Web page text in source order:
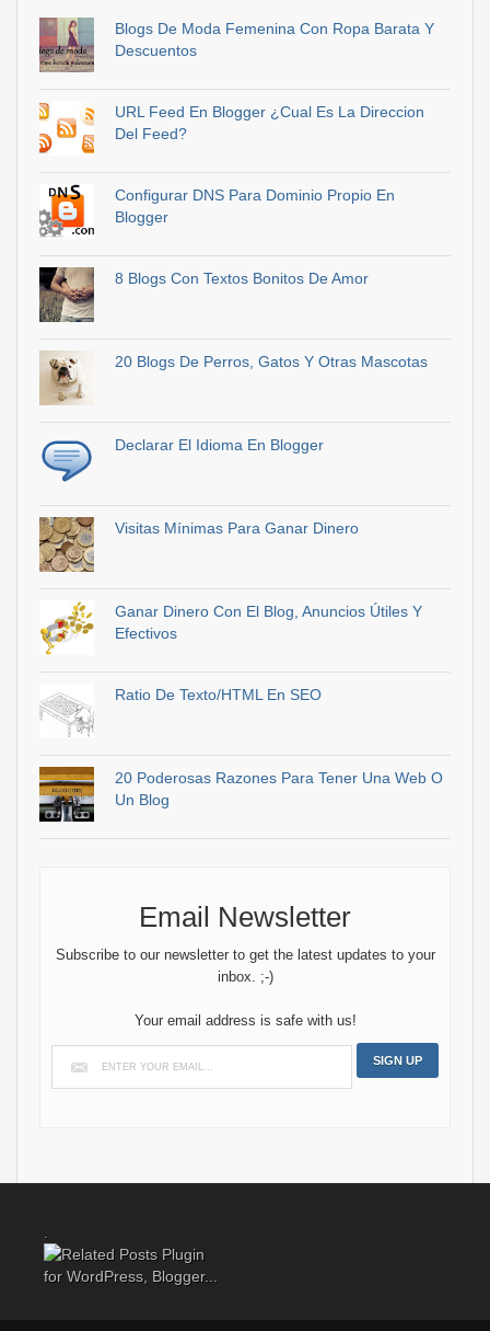
Blogs De Moda Femenina Con Ropa Barata Y
Descuentos
URL Feed En Blogger ¿Cual Es La Direccion
Del Feed?
Configurar DNS Para Dominio Propio En
Blogger
8 Blogs Con Textos Bonitos De Amor
20 Blogs De Perros, Gatos Y Otras Mascotas
Declarar El Idioma En Blogger
Visitas Mínimas Para Ganar Dinero
Ganar Dinero Con El Blog, Anuncios Útiles Y
Efectivos
Ratio De Texto/HTML En SEO
20 Poderosas Razones Para Tener Una Web O
Un Blog
Email Newsletter
Subscribe to our newsletter to get the latest updates to your
inbox. ;-)
Your email address is safe with us!